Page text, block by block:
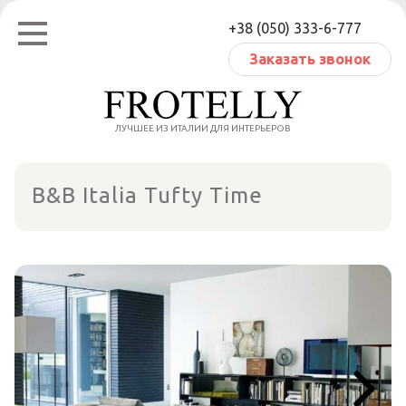
Перейти
содержанию
+38 (050) 333-6-777
Заказать звонок
ЛУЧШЕЕ ИЗ ИТАЛИИ ДЛЯ ИНТЕРЬЕРОВ
B&B Italia Tufty Time